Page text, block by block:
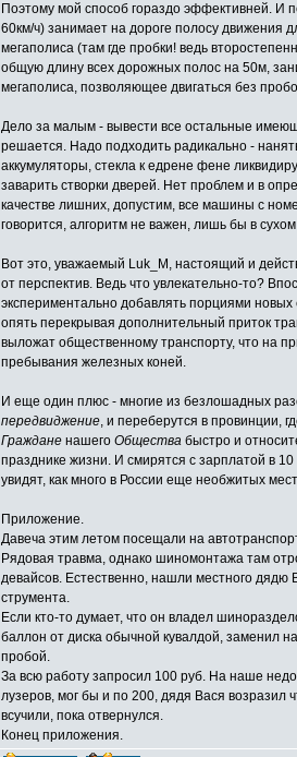
Поэтому мой способ гораздо эффективней. И
60км/ч) занимает на дороге полосу движения
мегаполиса (там где пробки! ведь
общую длину всех дорожных полос на 50м,
мегаполиса, позволяющее двигаться без
Дело за малым - вывести все остальные
решается. Надо подходить радикально -
аккумуляторы, стекла к едрене фене
заварить створки дверей. Нет проблем и в
качестве лишних, допустим, все машины с
говорится, алгоритм не важен, лишь бы в
Вот это, уважаемый Luk_M, настоящий и
от перспектив. Ведь что увлекательно-то?
экспериментально добавлять порциями
опять перекрывая дополнительный приток
выложат общественному транспорту, что на
пребывания железных коней.
И еще один плюс - многие из безлошадных
передвиджение, и переберутся в провинции,
Граждане нашего Общества быстро и
празднике жизни. И смирятся с зарплатой в
увидят, как много в России еще необжитых
Приложение.
Давеча этим летом посещали на
Рядовая травма, однако шиномонтажа там
девайсов. Естественно, нашли местного
струмента.
Если кто-то думает, что он владел
баллон от диска обычной кувалдой, заменил
пробой.
За всю работу запросил 100 руб. На наше
лузеров, мог бы и по 200, дядя Вася возразил
всучили, пока отвернулся.
Конец приложения.